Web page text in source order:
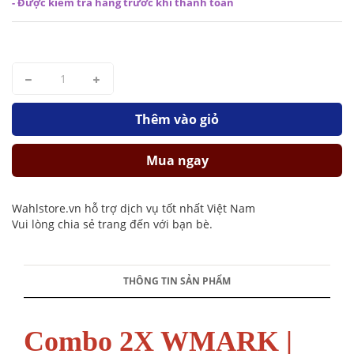
Thêm vào giỏ
Mua ngay
Wahlstore.vn hỗ trợ dịch vụ tốt nhất Việt Nam
Vui lòng chia sẻ trang đến với bạn bè.
THÔNG TIN SẢN PHẨM
Combo 2X WMARK |